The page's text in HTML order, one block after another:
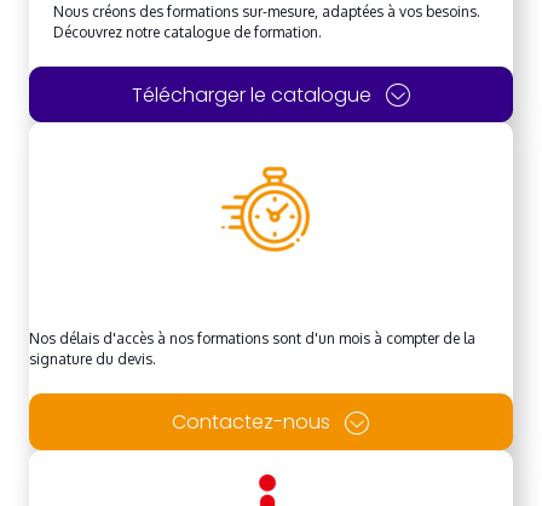
Nous créons des formations sur-mesure, adaptées à vos besoins.
Découvrez notre catalogue de formation.
Télécharger le catalogue
Nos délais d'accès à nos formations sont d'un mois à compter de la
signature du devis.
Contactez-nous